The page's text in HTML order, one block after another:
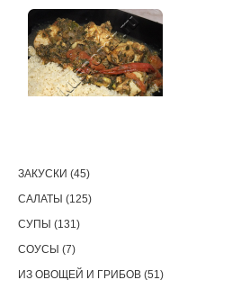
ЗАКУСКИ (45)
САЛАТЫ (125)
СУПЫ (131)
СОУСЫ (7)
ИЗ ОВОЩЕЙ И ГРИБОВ (51)